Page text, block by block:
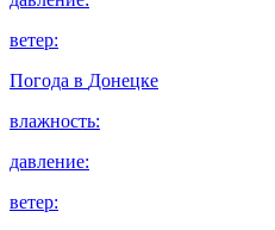
ветер:
Погода в Донецке
влажность:
давление:
ветер: